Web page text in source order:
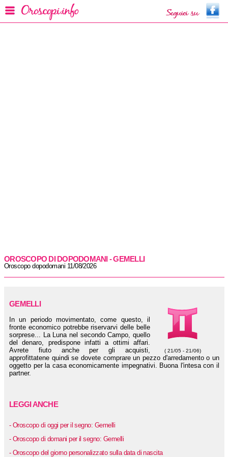
OROSCOPO DI DOPODOMANI - GEMELLI
Oroscopo dopodomani 11/08/2026
( 21/05 - 21/06)
GEMELLI
In un periodo movimentato, come questo, il
fronte economico potrebbe riservarvi delle belle
sorprese... La Luna nel secondo Campo, quello
del denaro, predispone infatti a ottimi affari.
Avrete fiuto anche per gli acquisti,
approfittatene quindi se dovete comprare un pezzo d'arredamento o un
oggetto per la casa economicamente impegnativi. Buona l'intesa con il
partner.
LEGGI ANCHE
- Oroscopo di oggi per il segno: Gemelli
- Oroscopo di domani per il segno: Gemelli
- Oroscopo del giorno personalizzato sulla data di nascita